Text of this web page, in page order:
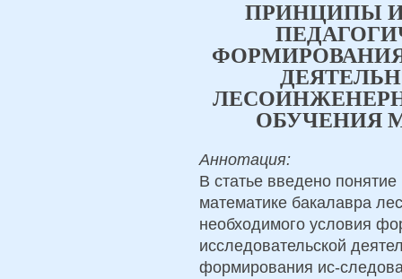
ПРИНЦИПЫ
ОБУЧЕНИЯ
Аннотация:
В статье введено
математике бакалавра
необходимого условия
исследовательской
формирования ис-